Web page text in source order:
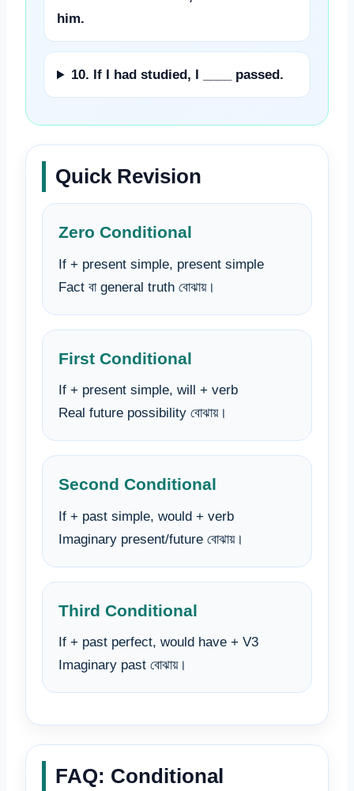
him.
10. If I had studied, I ____ passed.
Quick Revision
Zero Conditional
If + present simple, present simple
Fact বা general truth বোঝায়।
First Conditional
If + present simple, will + verb
Real future possibility বোঝায়।
Second Conditional
If + past simple, would + verb
Imaginary present/future বোঝায়।
Third Conditional
If + past perfect, would have + V3
Imaginary past বোঝায়।
FAQ: Conditional